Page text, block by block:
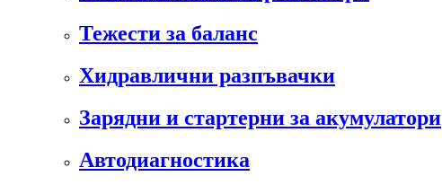
Тежести за баланс
Хидравлични разпъвачки
Зарядни и стартерни за акумулатори
Автодиагностика